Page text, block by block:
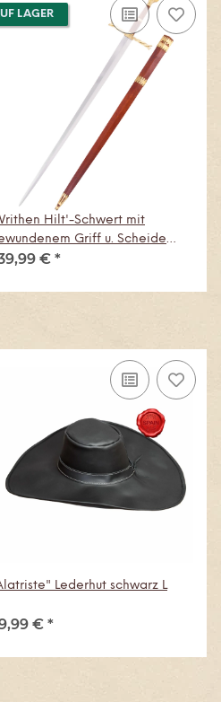
LAGER
Hilt'-Schwert mit
Griff u. Scheide
Armouries), 15. Jh
€ *
Lederhut schwarz L
€ *